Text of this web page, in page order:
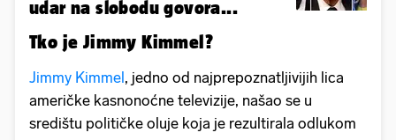
udar na slobodu govora...
Tko je Jimmy Kimmel?
Jimmy Kimmel , jedno od najprepoznatljivijih lica
američke kasnonoćne televizije, našao se u
središtu političke oluje koja je rezultirala odlukom